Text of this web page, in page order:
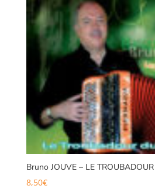
Bruno JOUVE – LE
8,50€